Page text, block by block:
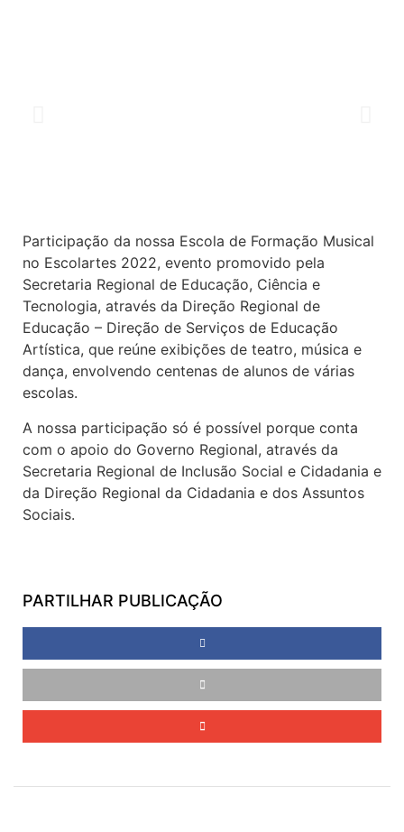
Participação da nossa Escola de Formação Musical
no Escolartes 2022, evento promovido pela
Secretaria Regional de Educação, Ciência e
Tecnologia, através da Direção Regional de
Educação – Direção de Serviços de Educação
Artística, que reúne exibições de teatro, música e
dança, envolvendo centenas de alunos de várias
escolas.
A nossa participação só é possível porque conta
com o apoio do Governo Regional, através da
Secretaria Regional de Inclusão Social e Cidadania e
da Direção Regional da Cidadania e dos Assuntos
Sociais.
PARTILHAR PUBLICAÇÃO